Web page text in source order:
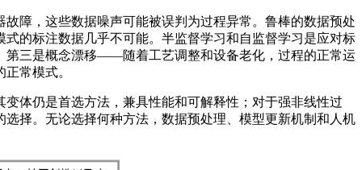
障，这些数据噪声可能被误判为过程异常。鲁棒的数据预处
的标注数据几乎不可能。半监督学习和自监督学习是应对标
第三是概念漂移——随着工艺调整和设备老化，过程的正常运
常模式。
体仍是首选方法，兼具性能和可解释性；对于强非线性过
择。无论选择何种方法，数据预处理、模型更新机制和人机